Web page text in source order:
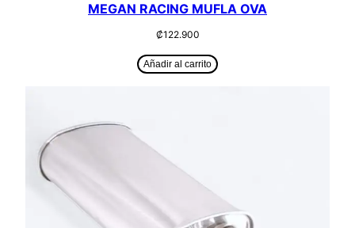
MEGAN RACING MUFLA OVA
₡122.900
Añadir al carrito